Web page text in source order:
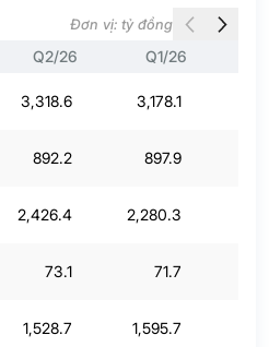
Đơn vị: tỷ đồng
Q2/26 Q1/26
3,318.6 3,178.1
892.2 897.9
2,426.4 2,280.3
73.1 71.7
1,528.7 1,595.7